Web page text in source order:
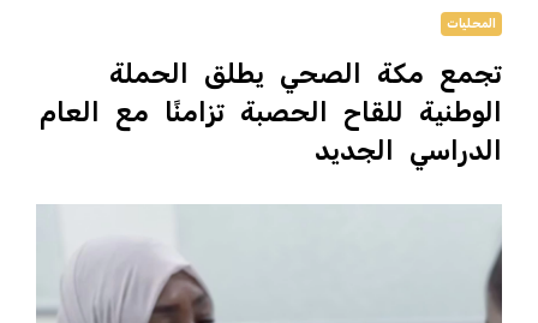
المحليات
تجمع مكة الصحي يطلق الحملة
الوطنية للقاح الحصبة تزامنًا مع العام
الدراسي الجديد